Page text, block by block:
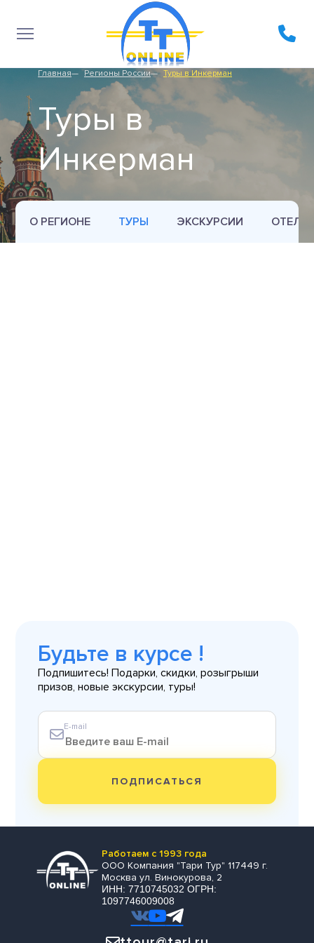
Главная Регионы России Туры в Инкерман
Туры в
Инкерман
О РЕГИОНЕ ТУРЫ ЭКСКУРСИИ ОТЕЛИ
Будьте в курсе !
Подпишитесь! Подарки, скидки, розыгрыши
призов, новые экскурсии, туры!
E-mail
ПОДПИСАТЬСЯ
Работаем с 1993 года
ООО Компания "Тари Тур" 117449 г.
Москва ул. Винокурова, 2
ИНН: 7710745032 ОГРН:
1097746009008